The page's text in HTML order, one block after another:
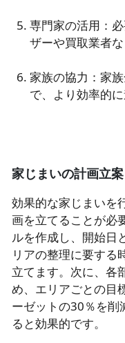
専門家の活用：
ザーや買取業者
家族の協力：家
で、より効率的に
家じまいの計画立案
効果的な家じまいを
画を立てることが必
ルを作成し、開始日
リアの整理に要する
立てます。次に、各
め、エリアごとの目
ーゼットの30％を削
ると効果的です。